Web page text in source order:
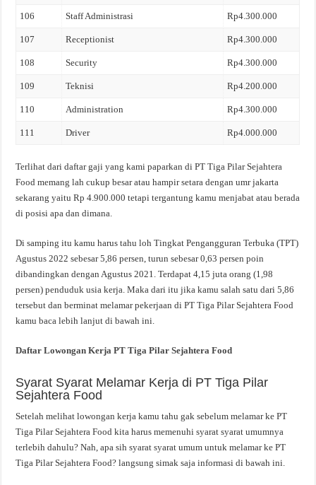
106 Staff Administrasi Rp4.300.000
107 Receptionist Rp4.300.000
108 Security Rp4.300.000
109 Teknisi Rp4.200.000
110 Administration Rp4.300.000
111 Driver Rp4.000.000
Terlihat dari daftar gaji yang kami paparkan di PT Tiga Pilar Sejahtera
Food memang lah cukup besar atau hampir setara dengan umr jakarta
sekarang yaitu Rp 4.900.000 tetapi tergantung kamu menjabat atau berada
di posisi apa dan dimana.
Di samping itu kamu harus tahu loh Tingkat Pengangguran Terbuka (TPT)
Agustus 2022 sebesar 5,86 persen, turun sebesar 0,63 persen poin
dibandingkan dengan Agustus 2021. Terdapat 4,15 juta orang (1,98
persen) penduduk usia kerja. Maka dari itu jika kamu salah satu dari 5,86
tersebut dan berminat melamar pekerjaan di PT Tiga Pilar Sejahtera Food
kamu baca lebih lanjut di bawah ini.
Daftar Lowongan Kerja PT Tiga Pilar Sejahtera Food
Syarat Syarat Melamar Kerja di PT Tiga Pilar
Sejahtera Food
Setelah melihat lowongan kerja kamu tahu gak sebelum melamar ke PT
Tiga Pilar Sejahtera Food kita harus memenuhi syarat syarat umumnya
terlebih dahulu? Nah, apa sih syarat syarat umum untuk melamar ke PT
Tiga Pilar Sejahtera Food? langsung simak saja informasi di bawah ini.